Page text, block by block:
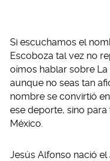
Si escuchamos el
Escoboza tal vez no
oímos hablar sobre
aunque no seas tan
nombre se convirtió
ese deporte, sino
México.
Jesús Alfonso nació el